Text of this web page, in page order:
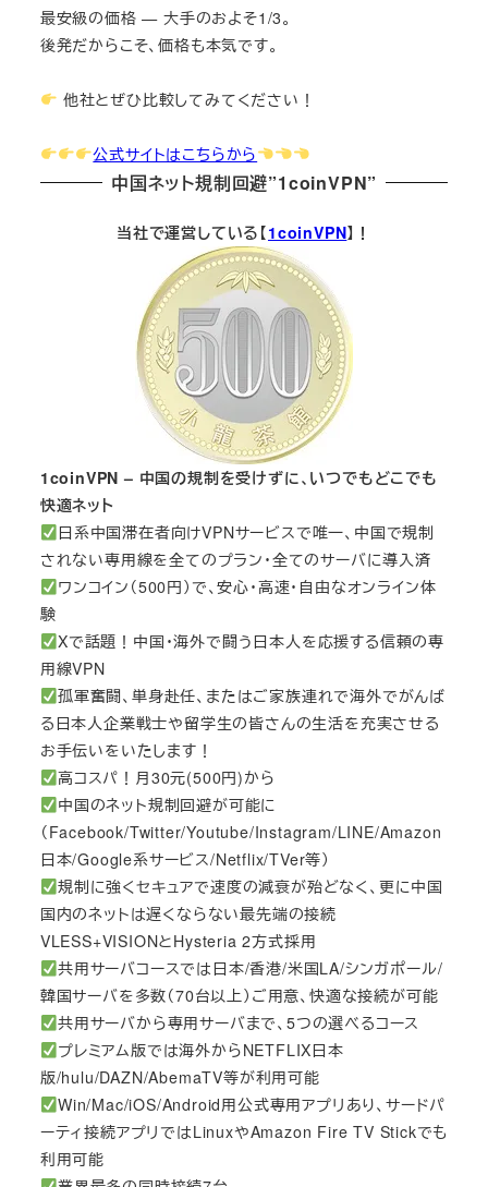
最安級の価格 — 大手のおよそ1/3。
後発だからこそ、価格も本気です。
他社とぜひ比較してみてください！
公式サイトはこちらから
中国ネット規制回避”1coinVPN”
当社で運営している【1coinVPN】！
1coinVPN – 中国の規制を受けずに、いつでもどこでも
快適ネット
日系中国滞在者向けVPNサービスで唯一、中国で規制
されない専用線を全てのプラン・全てのサーバに導入済
ワンコイン（500円）で、安心・高速・自由なオンライン体
験
Xで話題！中国・海外で闘う日本人を応援する信頼の専
用線VPN
孤軍奮闘、単身赴任、またはご家族連れで海外でがんば
る日本人企業戦士や留学生の皆さんの生活を充実させる
お手伝いをいたします！
高コスパ！月30元(500円)から
中国のネット規制回避が可能に
（Facebook/Twitter/Youtube/Instagram/LINE/Amazon
日本/Google系サービス/Netflix/TVer等）
規制に強くセキュアで速度の減衰が殆どなく、更に中国
国内のネットは遅くならない最先端の接続
VLESS+VISIONとHysteria 2方式採用
共用サーバコースでは日本/香港/米国LA/シンガポール/
韓国サーバを多数（70台以上）ご用意、快適な接続が可能
共用サーバから専用サーバまで、5つの選べるコース
プレミアム版では海外からNETFLIX日本
版/hulu/DAZN/AbemaTV等が利用可能
Win/Mac/iOS/Android用公式専用アプリあり、サードパ
ーティ接続アプリではLinuxやAmazon Fire TV Stickでも
利用可能